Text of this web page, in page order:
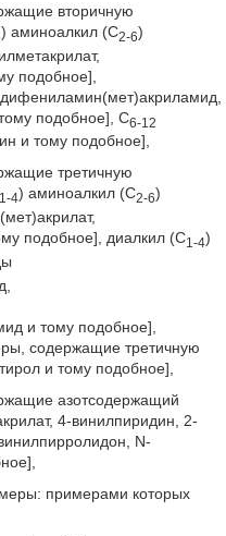
вторичную
) аминоалкил (С2-6)
подобное],
подобное], С6-12
и тому подобное],
третичную
4) аминоалкил (С2-6)
подобное], диалкил (С1-4)
и тому подобное],
содержащие третичную
и тому подобное],
азотсодержащий
4-винилпиридин, 2-
N-
примерами которых